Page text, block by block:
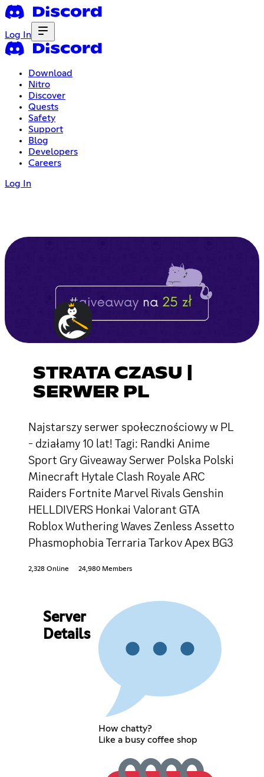
Log In
Download
Nitro
Discover
Quests
Safety
Support
Blog
Developers
Careers
Log In
STRATA CZASU |
SERWER PL
Najstarszy serwer społecznościowy w PL
- działamy 10 lat! Tagi: Randki Anime
Sport Gry Giveaway Serwer Polska Polski
Minecraft Hytale Clash Royale ARC
Raiders Fortnite Marvel Rivals Genshin
HELLDIVERS Honkai Valorant GTA
Roblox Wuthering Waves Zenless Assetto
Phasmophobia Terraria Tarkov Apex BG3
2,328 Online 24,980 Members
Server
Details
How chatty?
Like a busy coffee shop